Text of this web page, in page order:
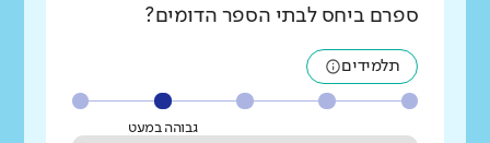
ספרם ביחס לבתי הספר הדומים?
תלמידים
גבוהה במעט